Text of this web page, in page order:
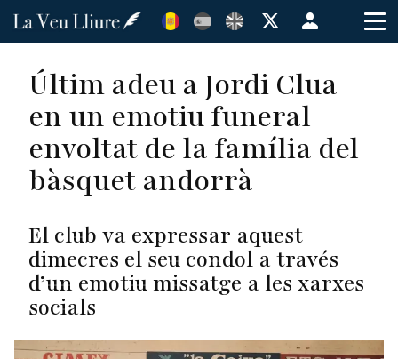
Vés
Menú
de
cuenta
de
usuario
Últim adeu a Jordi Clua
en un emotiu funeral
envoltat de la família del
bàsquet andorrà
El club va expressar aquest
dimecres el seu condol a través
d’un emotiu missatge a les xarxes
socials